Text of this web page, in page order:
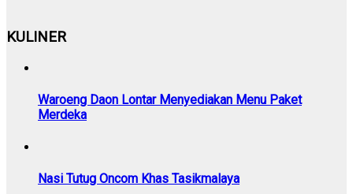
KULINER
Waroeng Daon Lontar Menyediakan Menu Paket
Merdeka
Nasi Tutug Oncom Khas Tasikmalaya